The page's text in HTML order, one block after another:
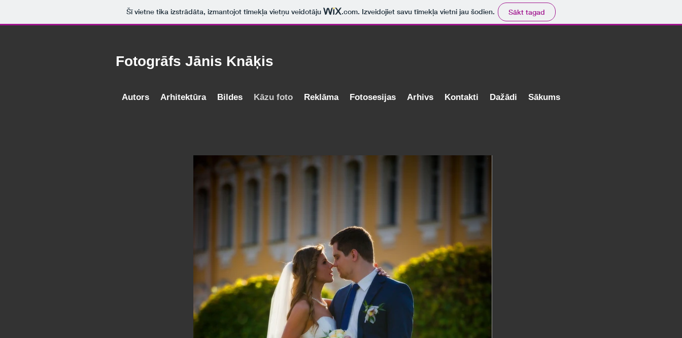
Šī vietne tika izstrādāta, izmantojot tīmekļa vietņu veidotāju .com. Izveidojiet savu tīmekļa vietni jau šodien. Sākt tagad
Fotogrāfs Jānis Knāķis
Autors Arhitektūra Bildes Kāzu foto Reklāma Fotosesijas Arhivs Kontakti Dažādi Sākums